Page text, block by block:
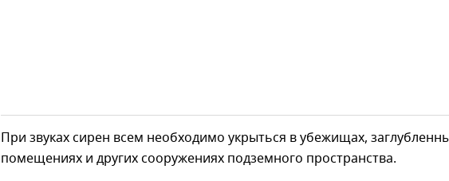
При звуках сирен всем необходимо укрыться в убежищах,
помещениях и других сооружениях подземного пространства.